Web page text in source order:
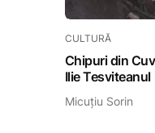
CULTURĂ
Chipuri din
Ilie Tesviteanul
Micuțiu Sorin